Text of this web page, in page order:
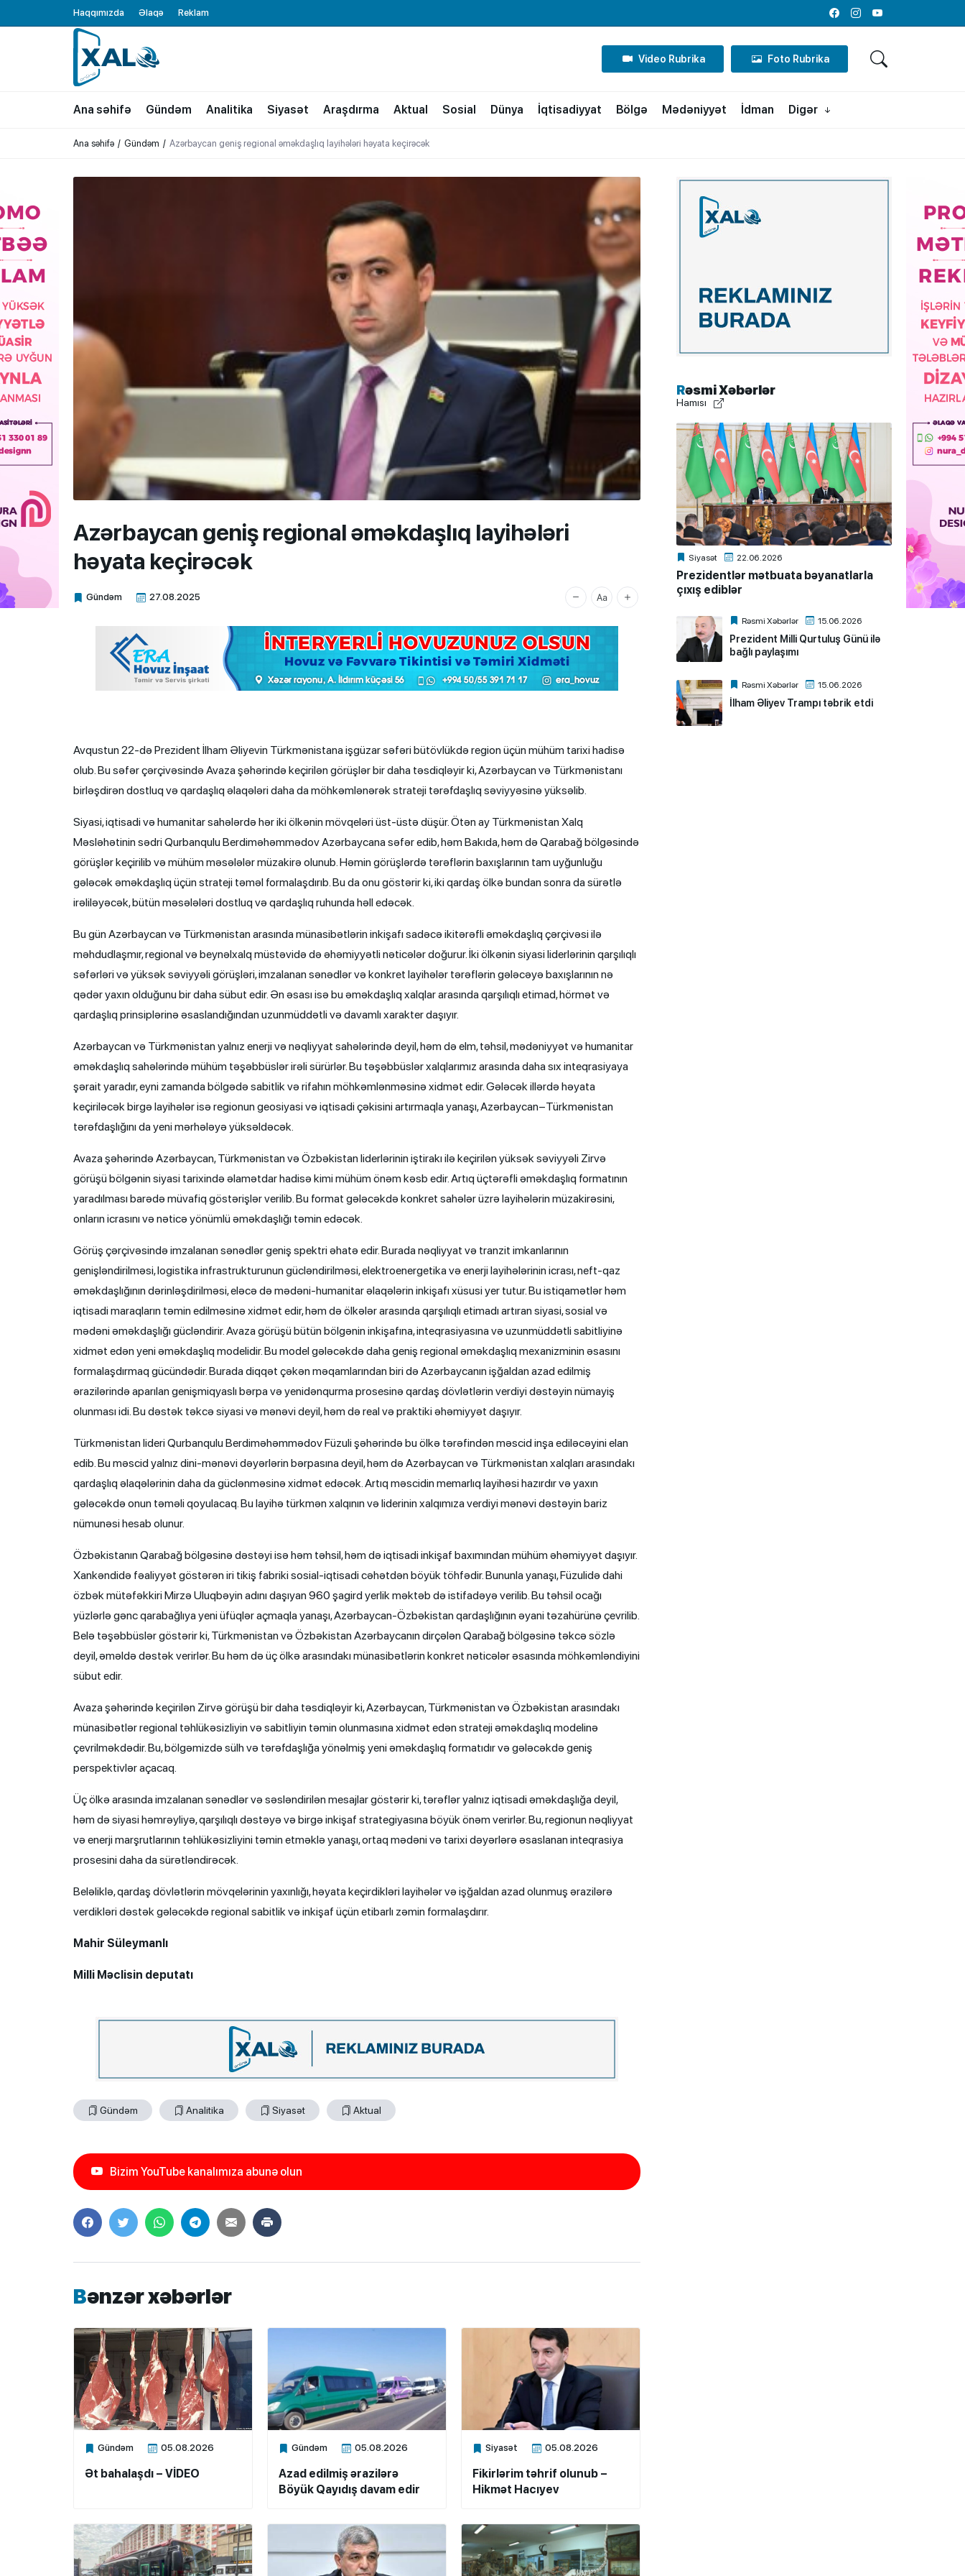
Haqqımızda Əlaqə Reklam
FacebookInstagramYoutube
XALQ.ONLINE
ONLAYN PLATFORMA
Video Rubrika Foto Rubrika
Ana səhifə Gündəm Analitika Siyasət Araşdırma Aktual Sosial Dünya İqtisadiyyat Bölgə Mədəniyyət İdman Digər
Ana səhifə Gündəm Azərbaycan geniş regional əməkdaşlıq layihələri həyata keçirəcək
Azərbaycan geniş regional əməkdaşlıq layihələri
həyata keçirəcək
Gündəm 27.08.2025
Xalq.Online
Avqustun 22-də Prezident İlham Əliyevin Türkmənistana işgüzar səfəri bütövlükdə region üçün mühüm tarixi hadisə
olub. Bu səfər çərçivəsində Avaza şəhərində keçirilən görüşlər bir daha təsdiqləyir ki, Azərbaycan və Türkmənistanı
birləşdirən dostluq və qardaşlıq əlaqələri daha da möhkəmlənərək strateji tərəfdaşlıq səviyyəsinə yüksəlib.
Siyasi, iqtisadi və humanitar sahələrdə hər iki ölkənin mövqeləri üst-üstə düşür. Ötən ay Türkmənistan Xalq
Məsləhətinin sədri Qurbanqulu Berdiməhəmmədov Azərbaycana səfər edib, həm Bakıda, həm də Qarabağ bölgəsində
görüşlər keçirilib və mühüm məsələlər müzakirə olunub. Həmin görüşlərdə tərəflərin baxışlarının tam uyğunluğu
gələcək əməkdaşlıq üçün strateji təməl formalaşdırıb. Bu da onu göstərir ki, iki qardaş ölkə bundan sonra da sürətlə
irəliləyəcək, bütün məsələləri dostluq və qardaşlıq ruhunda həll edəcək.
Bu gün Azərbaycan və Türkmənistan arasında münasibətlərin inkişafı sadəcə ikitərəfli əməkdaşlıq çərçivəsi ilə
məhdudlaşmır, regional və beynəlxalq müstəvidə də əhəmiyyətli nəticələr doğurur. İki ölkənin siyasi liderlərinin qarşılıqlı
səfərləri və yüksək səviyyəli görüşləri, imzalanan sənədlər və konkret layihələr tərəflərin gələcəyə baxışlarının nə
qədər yaxın olduğunu bir daha sübut edir. Ən əsası isə bu əməkdaşlıq xalqlar arasında qarşılıqlı etimad, hörmət və
qardaşlıq prinsiplərinə əsaslandığından uzunmüddətli və davamlı xarakter daşıyır.
Azərbaycan və Türkmənistan yalnız enerji və nəqliyyat sahələrində deyil, həm də elm, təhsil, mədəniyyət və humanitar
əməkdaşlıq sahələrində mühüm təşəbbüslər irəli sürürlər. Bu təşəbbüslər xalqlarımız arasında daha sıx inteqrasiyaya
şərait yaradır, eyni zamanda bölgədə sabitlik və rifahın möhkəmlənməsinə xidmət edir. Gələcək illərdə həyata
keçiriləcək birgə layihələr isə regionun geosiyasi və iqtisadi çəkisini artırmaqla yanaşı, Azərbaycan–Türkmənistan
tərəfdaşlığını da yeni mərhələyə yüksəldəcək.
Avaza şəhərində Azərbaycan, Türkmənistan və Özbəkistan liderlərinin iştirakı ilə keçirilən yüksək səviyyəli Zirvə
görüşü bölgənin siyasi tarixində əlamətdar hadisə kimi mühüm önəm kəsb edir. Artıq üçtərəfli əməkdaşlıq formatının
yaradılması barədə müvafiq göstərişlər verilib. Bu format gələcəkdə konkret sahələr üzrə layihələrin müzakirəsini,
onların icrasını və nəticə yönümlü əməkdaşlığı təmin edəcək.
Görüş çərçivəsində imzalanan sənədlər geniş spektri əhatə edir. Burada nəqliyyat və tranzit imkanlarının
genişləndirilməsi, logistika infrastrukturunun gücləndirilməsi, elektroenergetika və enerji layihələrinin icrası, neft-qaz
əməkdaşlığının dərinləşdirilməsi, eləcə də mədəni-humanitar əlaqələrin inkişafı xüsusi yer tutur. Bu istiqamətlər həm
iqtisadi maraqların təmin edilməsinə xidmət edir, həm də ölkələr arasında qarşılıqlı etimadı artıran siyasi, sosial və
mədəni əməkdaşlığı gücləndirir. Avaza görüşü bütün bölgənin inkişafına, inteqrasiyasına və uzunmüddətli sabitliyinə
xidmət edən yeni əməkdaşlıq modelidir. Bu model gələcəkdə daha geniş regional əməkdaşlıq mexanizminin əsasını
formalaşdırmaq gücündədir. Burada diqqət çəkən məqamlarından biri də Azərbaycanın işğaldan azad edilmiş
ərazilərində aparılan genişmiqyaslı bərpa və yenidənqurma prosesinə qardaş dövlətlərin verdiyi dəstəyin nümayiş
olunması idi. Bu dəstək təkcə siyasi və mənəvi deyil, həm də real və praktiki əhəmiyyət daşıyır.
Türkmənistan lideri Qurbanqulu Berdiməhəmmədov Füzuli şəhərində bu ölkə tərəfindən məscid inşa ediləcəyini elan
edib. Bu məscid yalnız dini-mənəvi dəyərlərin bərpasına deyil, həm də Azərbaycan və Türkmənistan xalqları arasındakı
qardaşlıq əlaqələrinin daha da güclənməsinə xidmət edəcək. Artıq məscidin memarlıq layihəsi hazırdır və yaxın
gələcəkdə onun təməli qoyulacaq. Bu layihə türkmən xalqının və liderinin xalqımıza verdiyi mənəvi dəstəyin bariz
nümunəsi hesab olunur.
Özbəkistanın Qarabağ bölgəsinə dəstəyi isə həm təhsil, həm də iqtisadi inkişaf baxımından mühüm əhəmiyyət daşıyır.
Xankəndidə fəaliyyət göstərən iri tikiş fabriki sosial-iqtisadi cəhətdən böyük töhfədir. Bununla yanaşı, Füzulidə dahi
özbək mütəfəkkiri Mirzə Uluqbəyin adını daşıyan 960 şagird yerlik məktəb də istifadəyə verilib. Bu təhsil ocağı
yüzlərlə gənc qarabağlıya yeni üfüqlər açmaqla yanaşı, Azərbaycan-Özbəkistan qardaşlığının əyani təzahürünə çevrilib.
Belə təşəbbüslər göstərir ki, Türkmənistan və Özbəkistan Azərbaycanın dirçələn Qarabağ bölgəsinə təkcə sözlə
deyil, əməldə dəstək verirlər. Bu həm də üç ölkə arasındakı münasibətlərin konkret nəticələr əsasında möhkəmləndiyini
sübut edir.
Avaza şəhərində keçirilən Zirvə görüşü bir daha təsdiqləyir ki, Azərbaycan, Türkmənistan və Özbəkistan arasındakı
münasibətlər regional təhlükəsizliyin və sabitliyin təmin olunmasına xidmət edən strateji əməkdaşlıq modelinə
çevrilməkdədir. Bu, bölgəmizdə sülh və tərəfdaşlığa yönəlmiş yeni əməkdaşlıq formatıdır və gələcəkdə geniş
perspektivlər açacaq.
Üç ölkə arasında imzalanan sənədlər və səsləndirilən mesajlar göstərir ki, tərəflər yalnız iqtisadi əməkdaşlığa deyil,
həm də siyasi həmrəyliyə, qarşılıqlı dəstəyə və birgə inkişaf strategiyasına böyük önəm verirlər. Bu, regionun nəqliyyat
və enerji marşrutlarının təhlükəsizliyini təmin etməklə yanaşı, ortaq mədəni və tarixi dəyərlərə əsaslanan inteqrasiya
prosesini daha da sürətləndirəcək.
Beləliklə, qardaş dövlətlərin mövqelərinin yaxınlığı, həyata keçirdikləri layihələr və işğaldan azad olunmuş ərazilərə
verdikləri dəstək gələcəkdə regional sabitlik və inkişaf üçün etibarlı zəmin formalaşdırır.
Mahir Süleymanlı
Milli Məclisin deputatı
Gündəm Analitika Siyasət Aktual
Bizim YouTube kanalımıza abunə olun
Bənzər xəbərlər
Gündəm 05.08.2026
Xalq.Online
Ət bahalaşdı – VİDEO
Gündəm 05.08.2026
Xalq.Online
Azad edilmiş ərazilərə
Böyük Qayıdış davam edir
Siyasət 05.08.2026
Xalq.Online
Fikirlərim təhrif olunub –
Hikmət Hacıyev
Rəsmi Xəbərlər
Hamısı
Siyasət 22.06.2026
Prezidentlər mətbuata bəyanatlarla
çıxış ediblər
Rəsmi Xəbərlər 15.06.2026
Prezident Milli Qurtuluş Günü ilə
bağlı paylaşımı
Rəsmi Xəbərlər 15.06.2026
İlham Əliyev Trampı təbrik etdi